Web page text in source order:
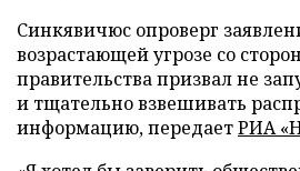
Синкявичюс опроверг
возрастающей угрозе со
правительства призвал не
и тщательно взвешивать
информацию, передаетРИА